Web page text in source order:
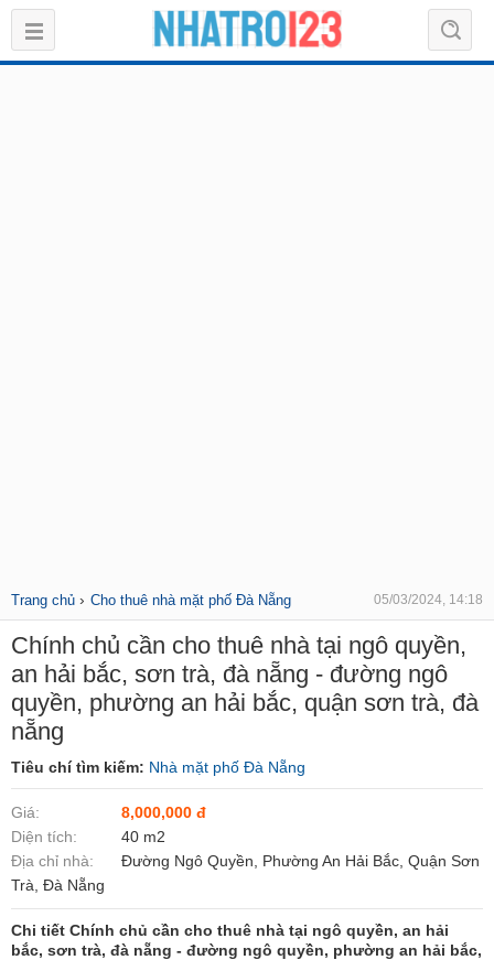
Trang chủ › Cho thuê nhà mặt phố Đà Nẵng 05/03/2024, 14:18
Chính chủ cần cho thuê nhà tại ngô quyền,
an hải bắc, sơn trà, đà nẵng - đường ngô
quyền, phường an hải bắc, quận sơn trà, đà
nẵng
Tiêu chí tìm kiếm: Nhà mặt phố Đà Nẵng
Giá:
8,000,000 đ
Diện tích:
40 m2
Địa chỉ nhà:
Đường Ngô Quyền, Phường An Hải Bắc, Quận Sơn
Trà, Đà Nẵng
Chi tiết Chính chủ cần cho thuê nhà tại ngô quyền, an hải
bắc, sơn trà, đà nẵng - đường ngô quyền, phường an hải bắc,